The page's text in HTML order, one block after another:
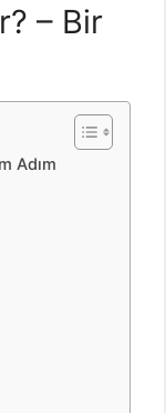
– Bir
Adım